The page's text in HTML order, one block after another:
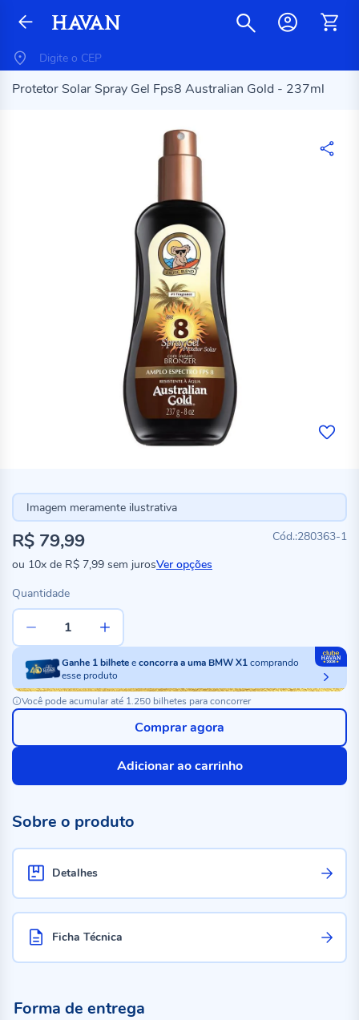
Protetor Solar Spray Gel Fps8 Australian Gold - 237ml
Imagem meramente ilustrativa
280363-1
R$ 79,99
ou 10x de R$ 7,99 sem jurosVer opções
Quantidade
Ganhe 1bilheteeconcorra a uma BMW X1comprando
esse produto
Você pode acumular até 1.250 bilhetes para concorrer
Adicionar ao carrinho
Comprar agora
Sobre o produto
Detalhes
Ficha Técnica
Forma de entrega